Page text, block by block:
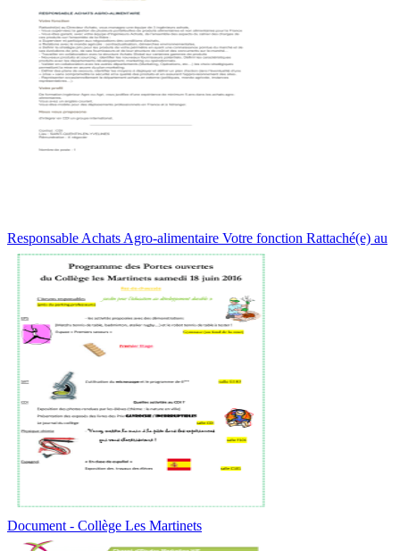
Responsable Achats Agro-alimentaire Votre fonction Rattaché(e) au
Document - Collège Les Martinets